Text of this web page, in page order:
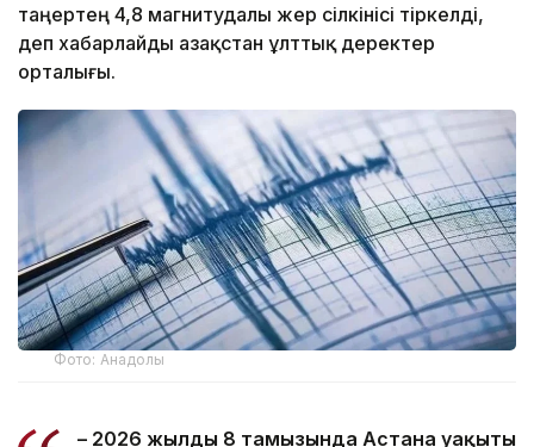
таңертең 4,8 магнитудалы жер сілкінісі тіркелді,
деп хабарлайды Қазақстан ұлттық деректер
орталығы.
Фото: Анадолы
– 2026 жылдың 8 тамызында Астана уақыты